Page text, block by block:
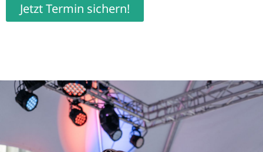
Jetzt Termin sichern!